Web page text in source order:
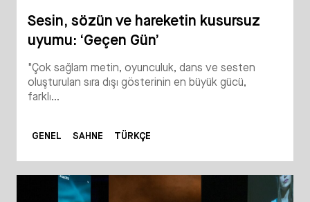
Sesin, sözün ve hareketin kusursuz
uyumu: ‘Geçen Gün’
"Çok sağlam metin, oyunculuk, dans ve sesten
oluşturulan sıra dışı gösterinin en büyük gücü,
farklı...
GENEL SAHNE TÜRKÇE